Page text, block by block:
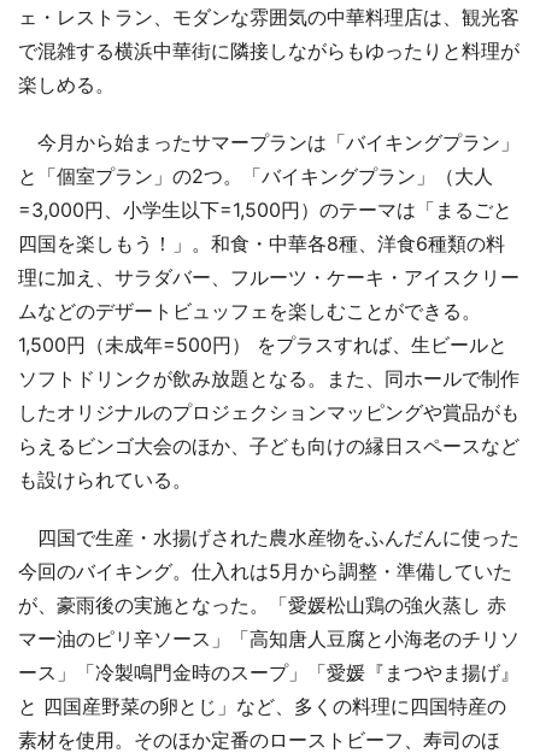
ェ・レストラン、モダンな雰囲気の中華料理店は、観光客
で混雑する横浜中華街に隣接しながらもゆったりと料理が
楽しめる。
今月から始まったサマープランは「バイキングプラン」
と「個室プラン」の2つ。「バイキングプラン」（大人
=3,000円、小学生以下=1,500円）のテーマは「まるごと
四国を楽しもう！」。和食・中華各8種、洋食6種類の料
理に加え、サラダバー、フルーツ・ケーキ・アイスクリー
ムなどのデザートビュッフェを楽しむことができる。
1,500円（未成年=500円） をプラスすれば、生ビールと
ソフトドリンクが飲み放題となる。また、同ホールで制作
したオリジナルのプロジェクションマッピングや賞品がも
らえるビンゴ大会のほか、子ども向けの縁日スペースなど
も設けられている。
四国で生産・水揚げされた農水産物をふんだんに使った
今回のバイキング。仕入れは5月から調整・準備していた
が、豪雨後の実施となった。「愛媛松山鶏の強火蒸し 赤
マー油のピリ辛ソース」「高知唐人豆腐と小海老のチリソ
ース」「冷製鳴門金時のスープ」「愛媛『まつやま揚げ』
と 四国産野菜の卵とじ」など、多くの料理に四国特産の
素材を使用。そのほか定番のローストビーフ、寿司のほ